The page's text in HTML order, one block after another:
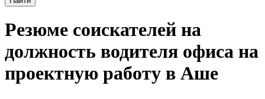
Резюме соискателей на
должность водителя офиса на
проектную работу в Аше